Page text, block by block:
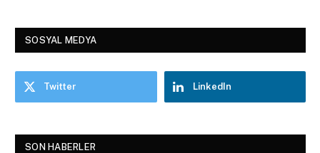
SOSYAL MEDYA
Twitter LinkedIn
SON HABERLER